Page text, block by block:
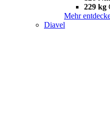
229 kg
Mehr
Diavel